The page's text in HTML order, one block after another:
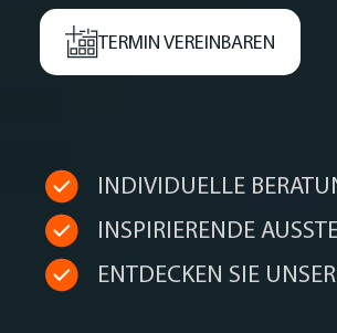
TERMIN VEREINBAREN
INDIVIDUELLE
INSPIRIERENDE
ENTDECKEN SIE